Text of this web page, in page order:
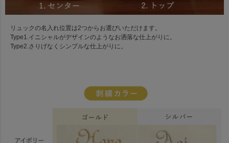
リュックの名入れ位置は2つからお選びいただけます。
Type1.イニシャルがデザインのようなお洒落な仕上がりに。
Type2.さりげなくシンプルな仕上がりに。